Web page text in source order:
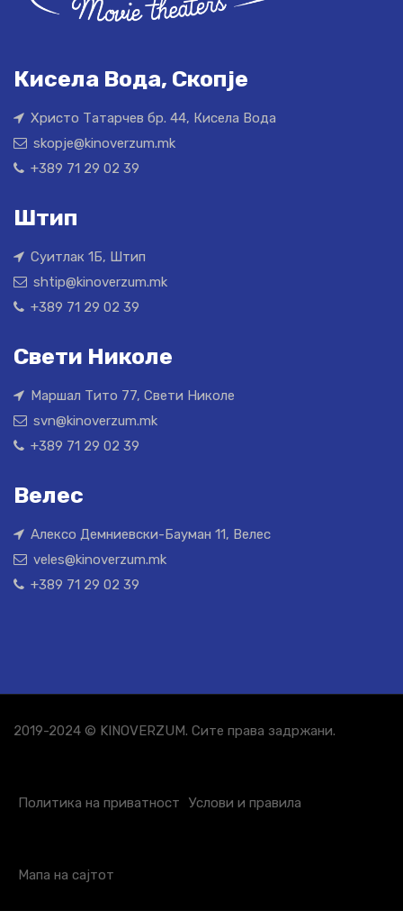
Кисела Вода, Скопје
Христо Татарчев бр. 44, Кисела Вода
skopje@kinoverzum.mk
+389 71 29 02 39
Штип
Суитлак 1Б, Штип
shtip@kinoverzum.mk
+389 71 29 02 39
Свети Николе
Маршал Тито 77, Свети Николе
svn@kinoverzum.mk
+389 71 29 02 39
Велес
Алексо Демниевски-Бауман 11, Велес
veles@kinoverzum.mk
+389 71 29 02 39
2019-2024 © KINOVERZUM. Сите права задржани.
Политика на приватност Услови и правила
Мапа на сајтот